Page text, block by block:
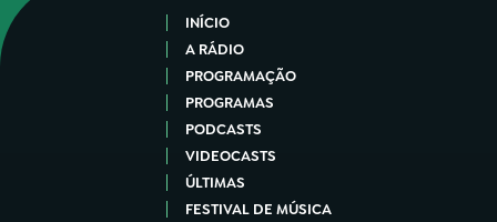
INÍCIO
A RÁDIO
PROGRAMAÇÃO
PROGRAMAS
PODCASTS
VIDEOCASTS
ÚLTIMAS
FESTIVAL DE MÚSICA